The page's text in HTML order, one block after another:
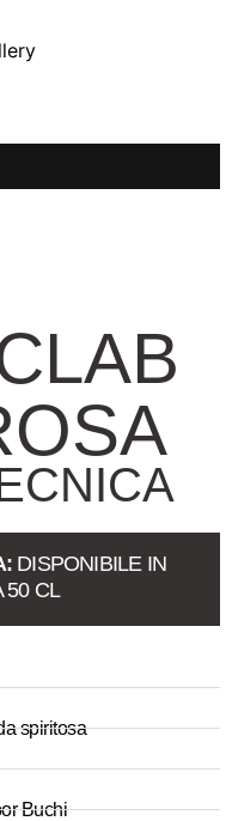
DISPONIBILE IN
50 CL
spiritosa
Buchi